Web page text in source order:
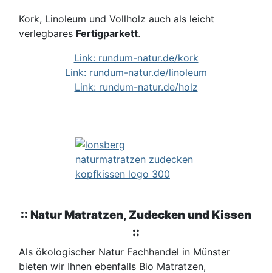
Kork, Linoleum und Vollholz auch als leicht
verlegbares Fertigparkett.
Link: rundum-natur.de/kork
Link: rundum-natur.de/linoleum
Link: rundum-natur.de/holz
:: Natur Matratzen, Zudecken und Kissen
::
Als ökologischer Natur Fachhandel in Münster
bieten wir Ihnen ebenfalls Bio Matratzen,